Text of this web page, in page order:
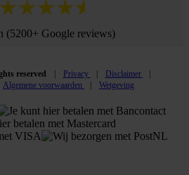
(5200+ Google reviews)
reserved Privacy
Disclaimer
Algemene voorwaarden Wetgeving